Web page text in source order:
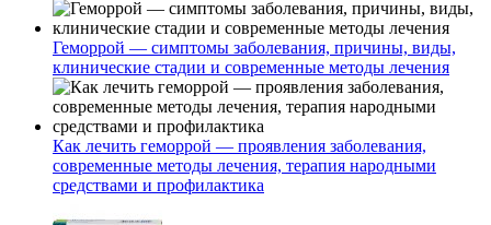
Геморрой — симптомы заболевания, причины, виды,
клинические стадии и современные методы лечения
Как лечить геморрой — проявления заболевания,
современные методы лечения, терапия народными
средствами и профилактика